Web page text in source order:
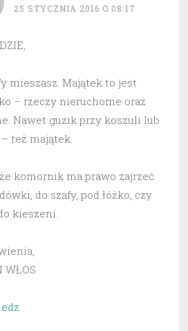
25 STYCZNIA 2016 O 08:17
mieszasz. Majątek to jest
– rzeczy nieruchome oraz
Nawet guzik przy koszuli lub
też majątek.
komornik ma prawo zajrzeć
do szafy, pod łóżko, czy
kieszeni.
WŁOS